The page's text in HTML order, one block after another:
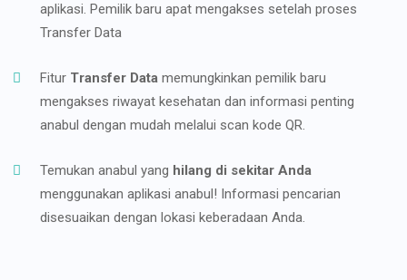
aplikasi. Pemilik baru apat mengakses setelah proses
Transfer Data
Fitur Transfer Data memungkinkan pemilik baru
mengakses riwayat kesehatan dan informasi penting
anabul dengan mudah melalui scan kode QR.
Temukan anabul yang hilang di sekitar Anda
menggunakan aplikasi anabul! Informasi pencarian
disesuaikan dengan lokasi keberadaan Anda.